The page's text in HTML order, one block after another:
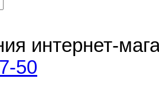
интернет-
50